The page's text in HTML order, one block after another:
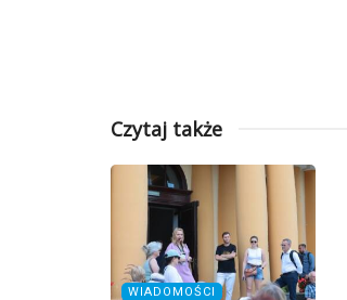
Czytaj także
WIADOMOŚCI